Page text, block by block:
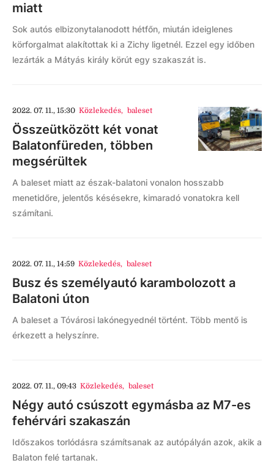
miatt
Sok autós elbizonytalanodott hétfőn, miután ideiglenes
körforgalmat alakítottak ki a Zichy ligetnél. Ezzel egy időben
lezárták a Mátyás király körút egy szakaszát is.
2022. 07. 11., 15:30 Közlekedés, baleset
Összeütközött két vonat
Balatonfüreden, többen
megsérültek
A baleset miatt az észak-balatoni vonalon hosszabb
menetidőre, jelentős késésekre, kimaradó vonatokra kell
számítani.
2022. 07. 11., 14:59 Közlekedés, baleset
Busz és személyautó karambolozott a
Balatoni úton
A baleset a Tóvárosi lakónegyednél történt. Több mentő is
érkezett a helyszínre.
2022. 07. 11., 09:43 Közlekedés, baleset
Négy autó csúszott egymásba az M7-es
fehérvári szakaszán
Időszakos torlódásra számítsanak az autópályán azok, akik a
Balaton felé tartanak.